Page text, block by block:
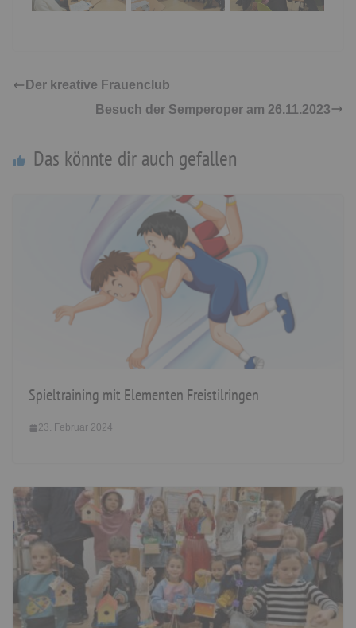
Der kreative Frauenclub
Besuch der Semperoper am 26.11.2023
Das könnte dir auch gefallen
Spieltraining mit Elementen Freistilringen
23. Februar 2024